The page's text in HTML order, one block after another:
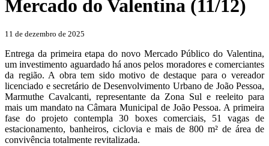
Mercado do Valentina (11/12)
11 de dezembro de 2025
Entrega da primeira etapa do novo Mercado Público do Valentina,
um investimento aguardado há anos pelos moradores e comerciantes
da região. A obra tem sido motivo de destaque para o vereador
licenciado e secretário de Desenvolvimento Urbano de João Pessoa,
Marmuthe Cavalcanti, representante da Zona Sul e reeleito para
mais um mandato na Câmara Municipal de João Pessoa. A primeira
fase do projeto contempla 30 boxes comerciais, 51 vagas de
estacionamento, banheiros, ciclovia e mais de 800 m² de área de
convivência totalmente revitalizada.